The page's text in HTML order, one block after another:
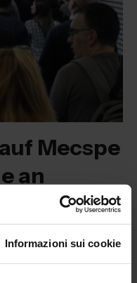
Informazioni sui cookie
Mecspe
an